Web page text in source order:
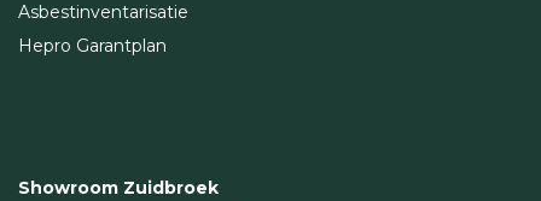
Asbestinventarisatie
Hepro Garantplan
Showroom Zuidbroek